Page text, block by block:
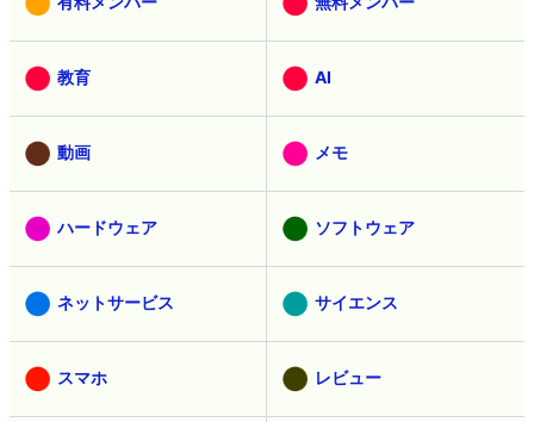
教育 AI
動画 メモ
ハードウェア ソフトウェア
ネットサービス サイエンス
スマホ レビュー